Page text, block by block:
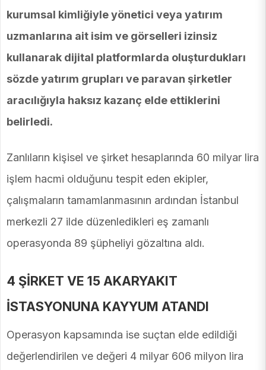
kurumsal kimliğiyle yönetici veya yatırım
uzmanlarına ait isim ve görselleri izinsiz
kullanarak dijital platformlarda oluşturdukları
sözde yatırım grupları ve paravan şirketler
aracılığıyla haksız kazanç elde ettiklerini
belirledi.
Zanlıların kişisel ve şirket hesaplarında 60 milyar lira
işlem hacmi olduğunu tespit eden ekipler,
çalışmaların tamamlanmasının ardından İstanbul
merkezli 27 ilde düzenledikleri eş zamanlı
operasyonda 89 şüpheliyi gözaltına aldı.
4 ŞİRKET VE 15 AKARYAKIT
İSTASYONUNA KAYYUM ATANDI
Operasyon kapsamında ise suçtan elde edildiği
değerlendirilen ve değeri 4 milyar 606 milyon lira